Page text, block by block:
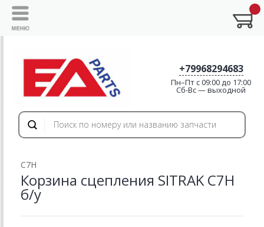
+79968294683
Пн–Пт с 09:00 до 17:00
Cб-Вс — выходной
C7H
Корзина сцепления SITRAK C7H
б/у